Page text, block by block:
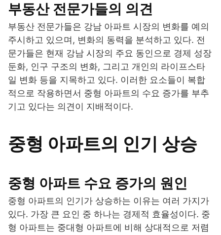
부동산 전문가들의 의견
부동산 전문가들은 강남 아파트 시장의 변화를 예의
주시하고 있으며, 변화의 동력을 분석하고 있다. 전
문가들은 현재 강남 시장의 주요 동인으로 경제 성장
둔화, 인구 구조의 변화, 그리고 개인의 라이프스타
일 변화 등을 지목하고 있다. 이러한 요소들이 복합
적으로 작용하면서 중형 아파트의 수요 증가를 부추
기고 있다는 의견이 지배적이다.
중형 아파트의 인기 상승
중형 아파트 수요 증가의 원인
중형 아파트의 인기가 상승하는 이유는 여러 가지가
있다. 가장 큰 요인 중 하나는 경제적 효율성이다. 중
형 아파트는 중대형 아파트에 비해 상대적으로 저렴